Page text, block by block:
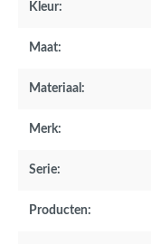
Kleur:
Maat:
Materiaal:
Merk:
Serie:
Producten: